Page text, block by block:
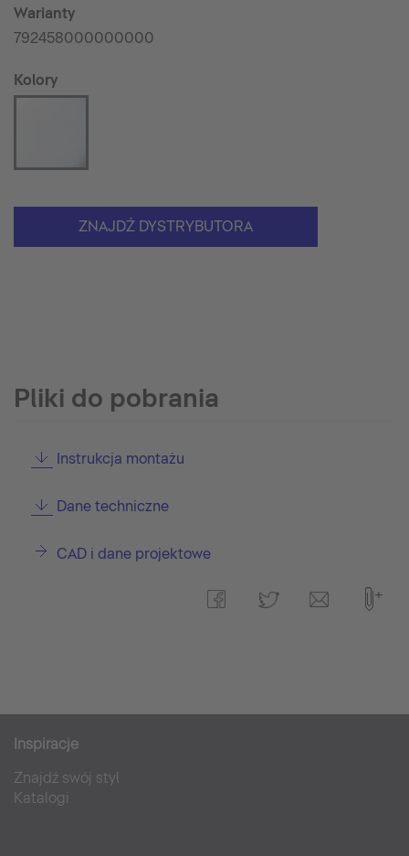
Warianty
792458000000000
Kolory
ZNAJDŹ DYSTRYBUTORA
Pliki do pobrania
Instrukcja montażu
Dane techniczne
CAD i dane projektowe
Inspiracje
Znajdź swój styl
Katalogi